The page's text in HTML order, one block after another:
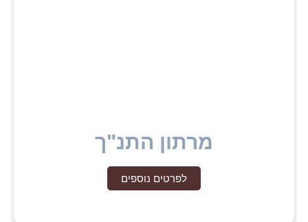
מרתון התנ"ך
לפרטים נוספים